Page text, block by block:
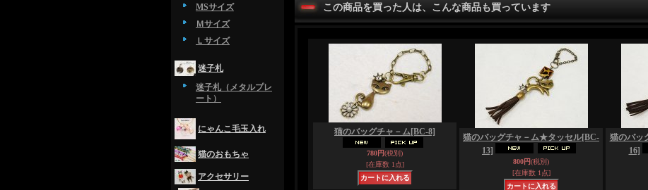
MSサイズ
Ｍサイズ
Ｌサイズ
迷子札
迷子札（メタルプレ
ート）
にゃんこ毛玉入れ
猫のおもちゃ
アクセサリー
この商品を買った人は、こんな商品も買っています
猫のバッグチャ－ム[BC-8]
780円(税別)
[在庫数 1点]
猫のバッグチャ－ム★タッセル[BC-
13]
800円(税別)
[在庫数 1点]
猫のバッ
16]